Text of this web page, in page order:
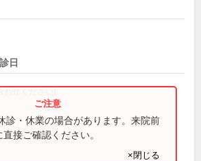
日
せください)
診・休業の場合があります。来院前
接ご確認ください。
×閉じる